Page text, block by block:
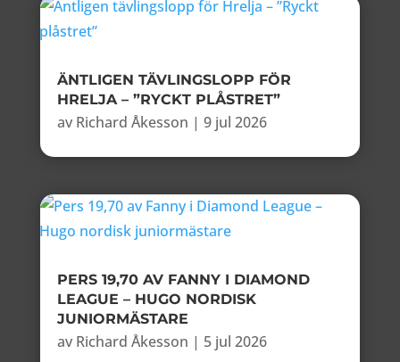
ÄNTLIGEN TÄVLINGSLOPP FÖR
HRELJA – ”RYCKT PLÅSTRET”
av Richard Åkesson | 9 jul 2026
PERS 19,70 AV FANNY I DIAMOND
LEAGUE – HUGO NORDISK
JUNIORMÄSTARE
av Richard Åkesson | 5 jul 2026